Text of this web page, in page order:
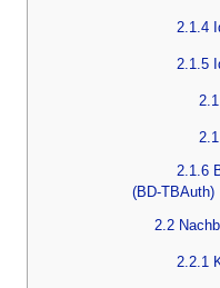
2.1.4
2.1.5
2.1.6
(BD-TBAuth)
2.2
2.2.1